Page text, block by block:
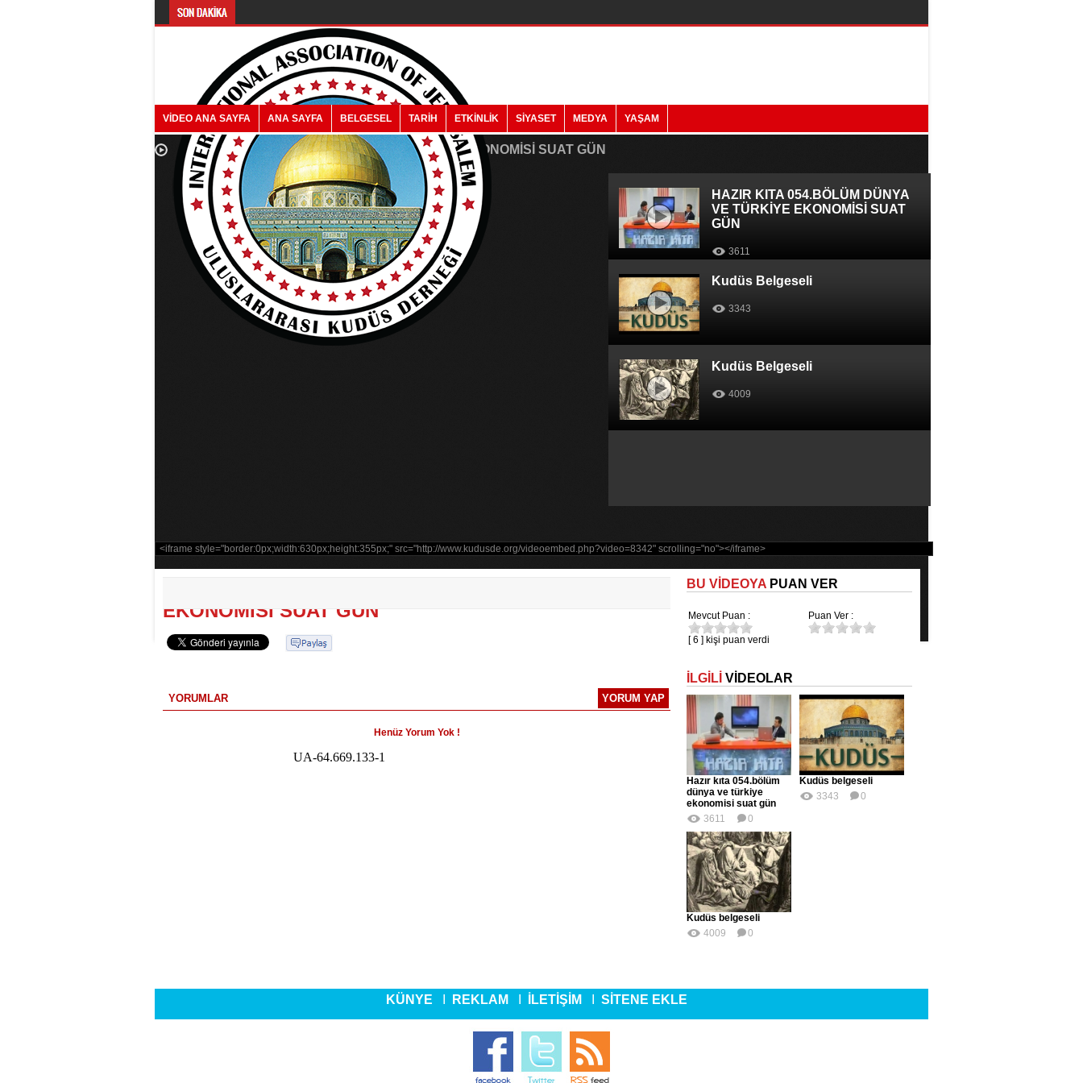
VİDEO ANA SAYFA ANA SAYFA BELGESEL TARİH ETKİNLİK SİYASET MEDYA YAŞAM
HAZIR KITA 054.BÖLÜM DÜNYA VE TÜRKİYE EKONOMİSİ SUAT GÜN
HAZIR KITA 054.BÖLÜM DÜNYA
VE TÜRKİYE EKONOMİSİ SUAT
GÜN
3611
Kudüs Belgeseli
3343
Kudüs Belgeseli
4009
EKONOMİSİ SUAT GÜN
YORUMLAR YORUM YAP
Henüz Yorum Yok !
BU VİDEOYA PUAN VER
Mevcut Puan :
[ 6 ] kişi puan verdi
Puan Ver :
İLGİLİ VİDEOLAR
Hazır kıta 054.bölüm
dünya ve türkiye
ekonomisi suat gün
3611
0
Kudüs belgeseli
3343
0
Kudüs belgeseli
4009
0
KÜNYE REKLAM İLETİŞİM SİTENE EKLE
UA-64.669.133-1